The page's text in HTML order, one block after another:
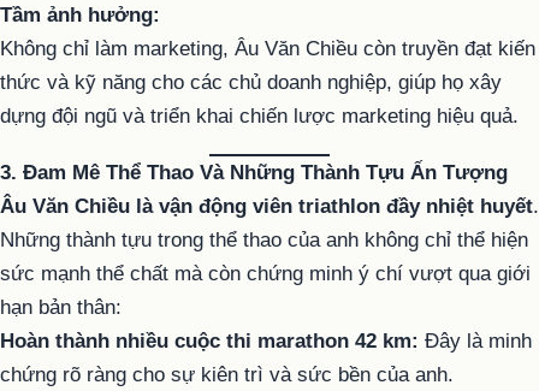
Tầm ảnh hưởng:
Không chỉ làm marketing, Âu Văn Chiều còn truyền đạt kiến
thức và kỹ năng cho các chủ doanh nghiệp, giúp họ xây
dựng đội ngũ và triển khai chiến lược marketing hiệu quả.
3. Đam Mê Thể Thao Và Những Thành Tựu Ấn Tượng
Âu Văn Chiều là vận động viên triathlon đầy nhiệt huyết.
Những thành tựu trong thể thao của anh không chỉ thể hiện
sức mạnh thể chất mà còn chứng minh ý chí vượt qua giới
hạn bản thân:
Hoàn thành nhiều cuộc thi marathon 42 km: Đây là minh
chứng rõ ràng cho sự kiên trì và sức bền của anh.